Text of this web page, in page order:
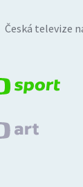
Česká televize